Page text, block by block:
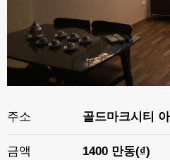
주소 골드마크시티
금액 1400 만동(₫)